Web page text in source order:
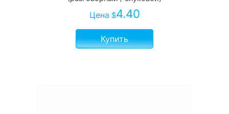
Цена $4.40
Купить